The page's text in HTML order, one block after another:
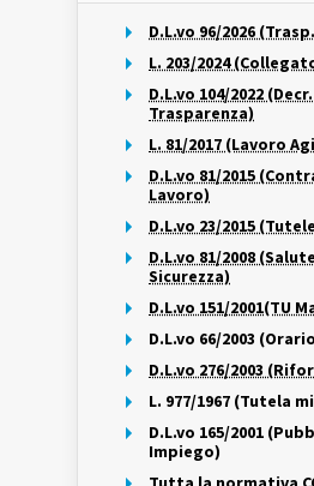
D.L.vo 96/2026
L. 203/2024
D.L.vo 104/2022 (Decr.
Trasparenza)
L. 81/2017 (Lavoro
D.L.vo 81/2015
Lavoro)
D.L.vo 23/2015
D.L.vo 81/2008
Sicurezza)
D.L.vo 151/2001(TU
D.L.vo 66/2003
D.L.vo 276/2003
L. 977/1967 (Tutela
D.L.vo 165/2001
Impiego)